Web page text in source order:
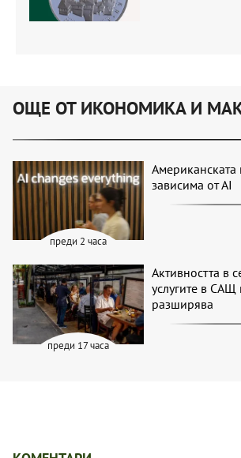
ОЩЕ ОТ ИКОНОМИКА И
преди 2 часа
зависима от АІ
преди 17 часа
Активността в
услугите в
разширява